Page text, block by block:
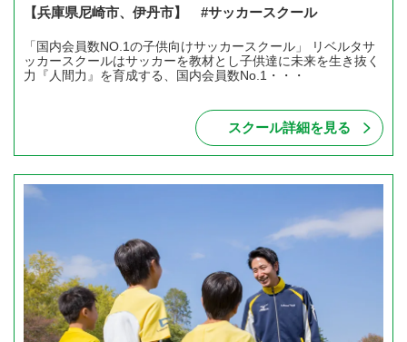
【兵庫県尼崎市、伊丹市】 #サッカースクール
「国内会員数NO.1の子供向けサッカースクール」 リベルタサ
ッカースクールはサッカーを教材とし子供達に未来を生き抜く
力『人間力』を育成する、国内会員数No.1・・・
スクール詳細を見る